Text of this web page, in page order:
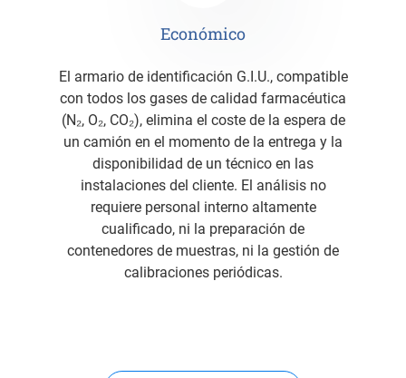
Económico
El armario de identificación G.I.U., compatible
con todos los gases de calidad farmacéutica
(N₂, O₂, CO₂), elimina el coste de la espera de
un camión en el momento de la entrega y la
disponibilidad de un técnico en las
instalaciones del cliente. El análisis no
requiere personal interno altamente
cualificado, ni la preparación de
contenedores de muestras, ni la gestión de
calibraciones periódicas.